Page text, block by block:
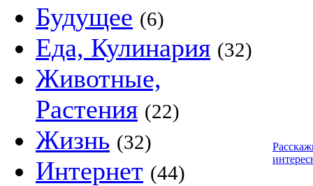
Будущее (6)
Еда, Кулинария (32)
Животные,
Растения (22)
Жизнь (32)
Интернет (44)